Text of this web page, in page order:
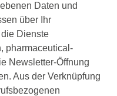
Daten und
über Ihr
Dienste
pharmaceutical-
Newsletter-Öffnung
Aus der Verknüpfung